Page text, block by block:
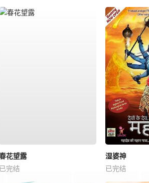
花望露
已完结
湿婆神
已完结